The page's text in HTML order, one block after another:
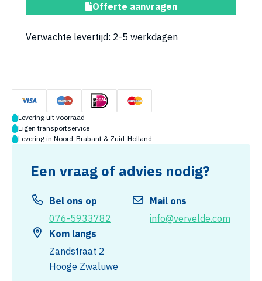
Toevoegen aan winkelwagen
Offerte aanvragen
Verwachte levertijd: 2-5 werkdagen
Levering uit voorraad
Eigen transportservice
Levering in Noord-Brabant & Zuid-Holland
Een vraag of advies nodig?
Bel ons op
076-5933782
Mail ons
info@vervelde.com
Kom langs
Zandstraat 2
Hooge Zwaluwe